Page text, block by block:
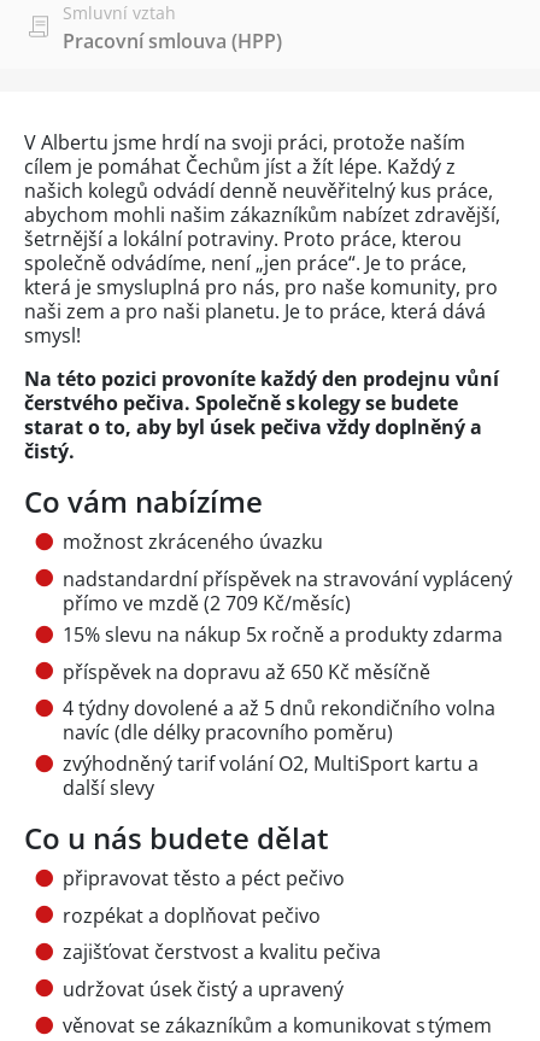
Smluvní vztah
Pracovní smlouva (HPP)
V Albertu jsme hrdí na svoji práci, protože naším
cílem je pomáhat Čechům jíst a žít lépe. Každý z
našich kolegů odvádí denně neuvěřitelný kus práce,
abychom mohli našim zákazníkům nabízet zdravější,
šetrnější a lokální potraviny. Proto práce, kterou
společně odvádíme, není „jen práce“. Je to práce,
která je smysluplná pro nás, pro naše komunity, pro
naši zem a pro naši planetu. Je to práce, která dává
smysl!
Na této pozici provoníte každý den prodejnu vůní
čerstvého pečiva. Společně s kolegy se budete
starat o to, aby byl úsek pečiva vždy doplněný a
čistý.
Co vám nabízíme
možnost zkráceného úvazku
nadstandardní příspěvek na stravování vyplácený
přímo ve mzdě (2 709 Kč/měsíc)
15% slevu na nákup 5x ročně a produkty zdarma
příspěvek na dopravu až 650 Kč měsíčně
4 týdny dovolené a až 5 dnů rekondičního volna
navíc (dle délky pracovního poměru)
zvýhodněný tarif volání O2, MultiSport kartu a
další slevy
Co u nás budete dělat
připravovat těsto a péct pečivo
rozpékat a doplňovat pečivo
zajišťovat čerstvost a kvalitu pečiva
udržovat úsek čistý a upravený
věnovat se zákazníkům a komunikovat s týmem